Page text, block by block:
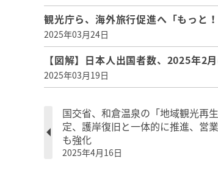
観光庁ら、海外旅行促進へ「もっと
2025年03月24日
【図解】日本人出国者数、2025年2
2025年03月19日
国交省、和倉温泉の「地域観光再
定、護岸復旧と一体的に推進、営
も強化
2025年4月16日